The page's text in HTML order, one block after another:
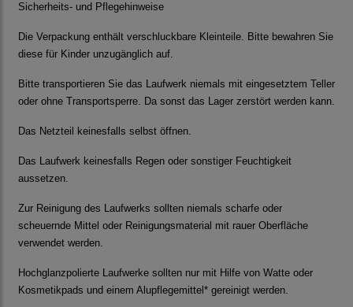
Sicherheits- und Pflegehinweise
Die Verpackung enthält verschluckbare Kleinteile. Bitte bewahren Sie
diese für Kinder unzugänglich auf.
Bitte transportieren Sie das Laufwerk niemals mit eingesetztem Teller
oder ohne Transportsperre. Da sonst das Lager zerstört werden kann.
Das Netzteil keinesfalls selbst öffnen.
Das Laufwerk keinesfalls Regen oder sonstiger Feuchtigkeit
aussetzen.
Zur Reinigung des Laufwerks sollten niemals scharfe oder
scheuernde Mittel oder Reinigungsmaterial mit rauer Oberfläche
verwendet werden.
Hochglanzpolierte Laufwerke sollten nur mit Hilfe von Watte oder
Kosmetikpads und einem Alupflegemittel* gereinigt werden.